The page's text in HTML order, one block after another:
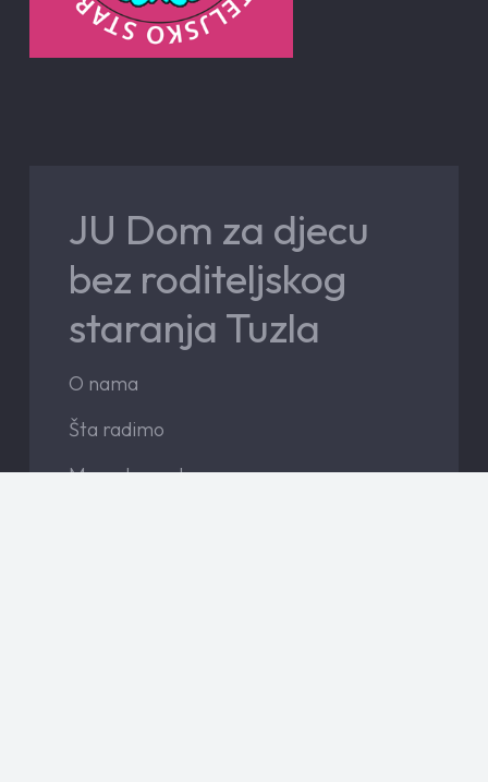
JU Dom za djecu
bez roditeljskog
staranja Tuzla
O nama
Šta radimo
Menadzment